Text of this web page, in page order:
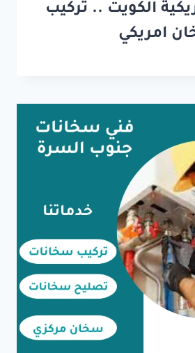
الكويت .. تركيب
امريكي